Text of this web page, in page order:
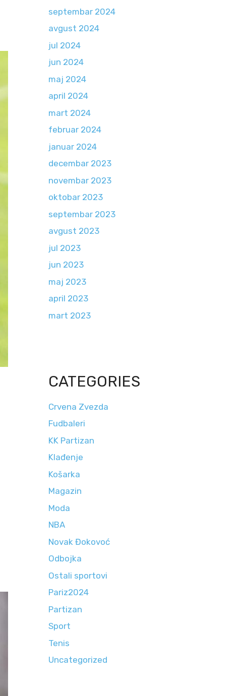
septembar 2024
avgust 2024
jul 2024
jun 2024
maj 2024
april 2024
mart 2024
februar 2024
januar 2024
decembar 2023
novembar 2023
oktobar 2023
septembar 2023
avgust 2023
jul 2023
jun 2023
maj 2023
april 2023
mart 2023
CATEGORIES
Crvena Zvezda
Fudbaleri
KK Partizan
Klađenje
Košarka
Magazin
Moda
NBA
Novak Đokovoć
Odbojka
Ostali sportovi
Pariz2024
Partizan
Sport
Tenis
Uncategorized